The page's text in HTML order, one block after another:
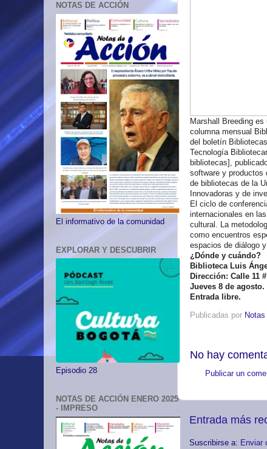
Marshall Breeding
columna mensual
del boletín
Tecnología
bibliotecas],
software y productos
de bibliotecas de la
Innovadoras y de
El ciclo de
internacionales en
cultural. La
como encuentros
espacios de diálogo
¿Dónde y cuándo?
Biblioteca Luis
Dirección: Calle 11
Jueves 8 de agosto.
Entrada libre.
Publicadas por
No hay
Publicar un
Entrada más
Suscribirse a: Enviar
NOTAS DE ACCIÓN
El informativo de la comunidad
EXPLORAR Y DESCUBRIR
Episodio 28
NOTAS DE ACCIÓN ENERO 2025
- IMPRESO